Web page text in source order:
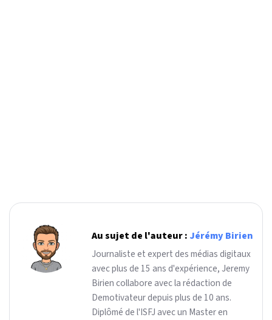
Au sujet de l'auteur : Jérémy Birien
Journaliste et expert des médias digitaux
avec plus de 15 ans d'expérience, Jeremy
Birien collabore avec la rédaction de
Demotivateur depuis plus de 10 ans.
Diplômé de l'ISFJ avec un Master en